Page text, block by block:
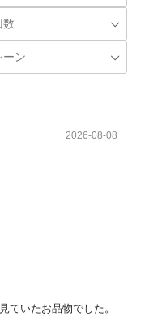
2026-08-08
ていたお品物でした。